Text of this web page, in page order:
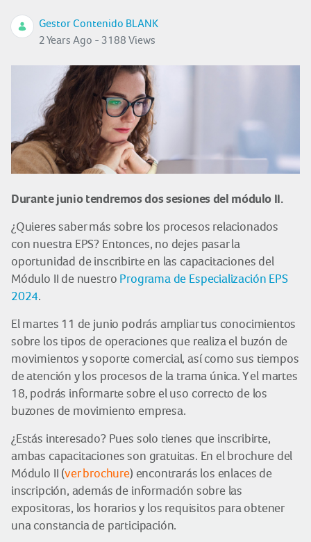
Gestor Contenido BLANK
2 Years Ago - 3188 Views
Durante junio tendremos dos sesiones del módulo II.
¿Quieres saber más sobre los procesos relacionados
con nuestra EPS? Entonces, no dejes pasar la
oportunidad de inscribirte en las capacitaciones del
Módulo II de nuestro Programa de Especialización EPS
2024.
El martes 11 de junio podrás ampliar tus conocimientos
sobre los tipos de operaciones que realiza el buzón de
movimientos y soporte comercial, así como sus tiempos
de atención y los procesos de la trama única. Y el martes
18, podrás informarte sobre el uso correcto de los
buzones de movimiento empresa.
¿Estás interesado? Pues solo tienes que inscribirte,
ambas capacitaciones son gratuitas. En el brochure del
Módulo II (ver brochure) encontrarás los enlaces de
inscripción, además de información sobre las
expositoras, los horarios y los requisitos para obtener
una constancia de participación.